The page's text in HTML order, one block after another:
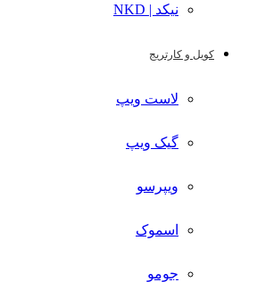
نیکد | NKD
کویل و کارتریج
لاست ویپ
گیک ویپ
ویپرسو
اسموک
جومو